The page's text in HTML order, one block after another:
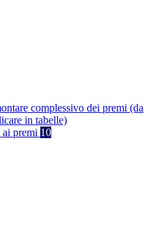
complessivo dei premi (da
in tabelle)
premi 10